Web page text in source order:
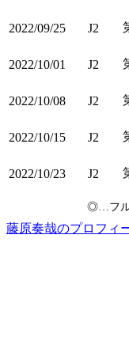
2022/09/25 J2
2022/10/01 J2
2022/10/08 J2
2022/10/15 J2
2022/10/23 J2
◎…フル
藤原奏哉のプロフィ